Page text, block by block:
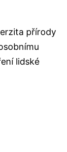
přírody
lidské